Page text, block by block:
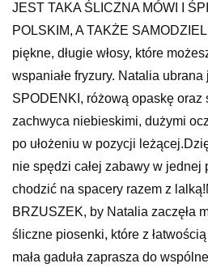
JEST TAKA ŚLICZNA MÓWI I
POLSKIM, A TAKŻE
piękne, długie włosy, które
wspaniałe fryzury. Natalia
SPODENKI, różową opaskę oraz
zachwyca niebieskimi, dużymi
po ułożeniu w pozycji
nie spędzi całej zabawy w jednej
chodzić na spacery razem z
BRZUSZEK, by Natalia zaczęła
śliczne piosenki, które z
mała gaduła zaprasza do